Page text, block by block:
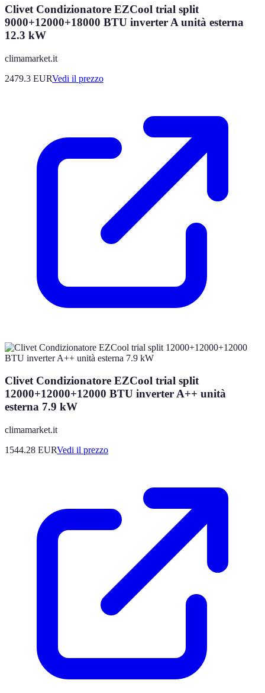
Clivet Condizionatore EZCool trial split
9000+12000+18000 BTU inverter A unità esterna
12.3 kW
climamarket.it
2479.3 EURVedi il prezzo
Clivet Condizionatore EZCool trial split
12000+12000+12000 BTU inverter A++ unità
esterna 7.9 kW
climamarket.it
1544.28 EURVedi il prezzo